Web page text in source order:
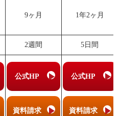
9ヶ月 1年2ヶ月
2週間 5日間
公式HP
資料請求
公式HP
資料請求